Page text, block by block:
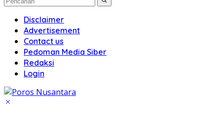
Disclaimer
Advertisement
Contact us
Pedoman Media Siber
Redaksi
Login